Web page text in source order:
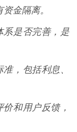
金隔离。
系是否完善，是
，包括利息、
和用户反馈，